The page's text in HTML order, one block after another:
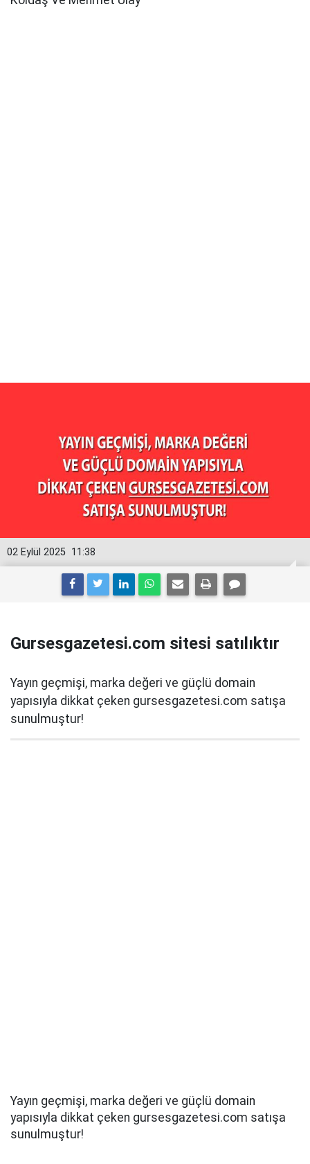
11:38
02 Eylül 2025
Gursesgazetesi.com sitesi satılıktır
Yayın geçmişi, marka değeri ve güçlü domain
yapısıyla dikkat çeken gursesgazetesi.com satışa
sunulmuştur!
Yayın geçmişi, marka değeri ve güçlü domain
yapısıyla dikkat çeken gursesgazetesi.com satışa
sunulmuştur!